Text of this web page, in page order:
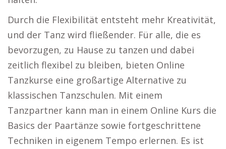
Durch die Flexibilität entsteht mehr Kreativität,
und der Tanz wird fließender. Für alle, die es
bevorzugen, zu Hause zu tanzen und dabei
zeitlich flexibel zu bleiben, bieten Online
Tanzkurse eine großartige Alternative zu
klassischen Tanzschulen. Mit einem
Tanzpartner kann man in einem Online Kurs die
Basics der Paartänze sowie fortgeschrittene
Techniken in eigenem Tempo erlernen. Es ist